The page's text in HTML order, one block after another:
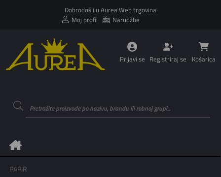
Dobrodošli u Aurea Web trgovina
Moj profil
Narudžbe
Prijavi se Registriraj se Košarica
PAPIR